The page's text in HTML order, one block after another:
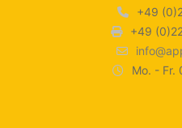
+49
+49
Mo. - Fr.